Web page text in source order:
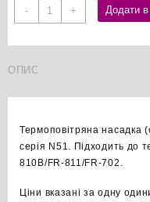
-
Hakko
N51-
сопло
+ Додати
ОПИС
Термоповітряна насадка
серія N51. Підходить до
810B/FR-811/FR-702.
Ціни вказані за одну